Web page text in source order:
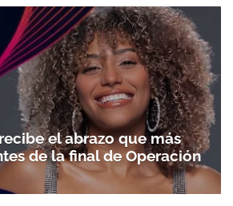
el abrazo que más
de la final de Operación